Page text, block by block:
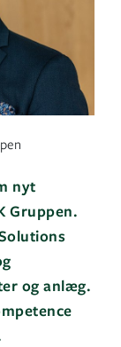
nyt
Gruppen.
og anlæg.